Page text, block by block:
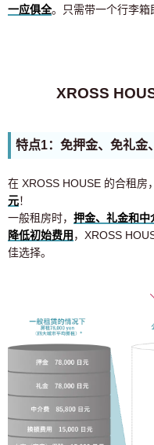
一应俱全。只需带一个行李箱
XROSS
特点1：免押金、免礼金
在 XROSS HOUSE 的合租房
元！
一般租房时， 押金、礼金和中
降低初始费用 ，XROSS
佳选择。